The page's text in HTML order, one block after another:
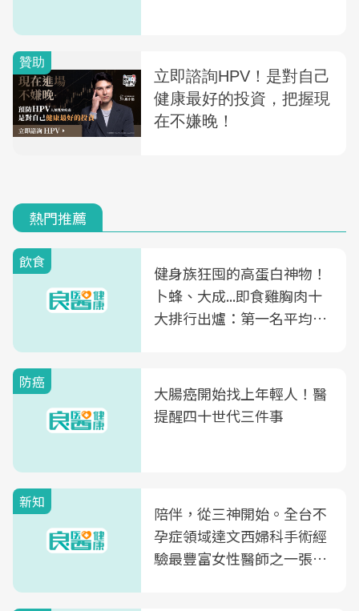
熱門推薦
飲食
健身族狂囤的高蛋白神物！
卜蜂、大成...即食雞胸肉十
大排行出爐：第一名平均一
防癌
大腸癌開始找上年輕人！醫
提醒四十世代三件事
新知
陪伴，從三神開始。全台不
孕症領域達文西婦科手術經
驗最豐富女性醫師之一張永